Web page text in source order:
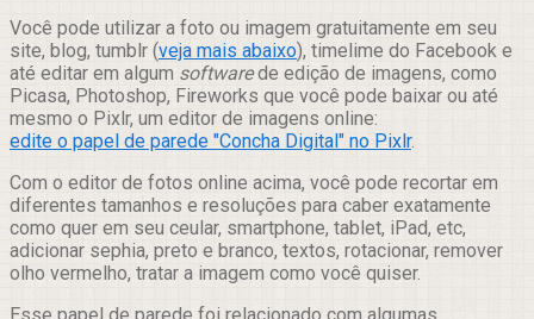
Você pode utilizar a foto ou imagem gratuitamente em seu
site, blog, tumblr (veja mais abaixo), timelime do Facebook e
até editar em algum softwarede edição de imagens, como
Picasa, Photoshop, Fireworks que você pode baixar ou até
mesmo o Pixlr, um editor de imagens online:
edite o papel de parede "Concha Digital" no Pixlr.
Com o editor de fotos online acima, você pode recortar em
diferentes tamanhos e resoluções para caber exatamente
como quer em seu ceular, smartphone, tablet, iPad, etc,
adicionar sephia, preto e branco, textos, rotacionar, remover
olho vermelho, tratar a imagem como você quiser.